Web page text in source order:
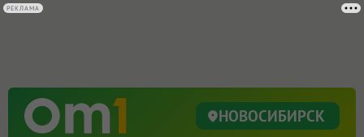
НОВОСИБИРСК
РЕКЛАМА